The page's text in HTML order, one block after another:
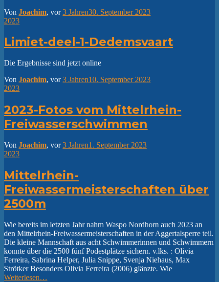
Von Joachim, vor3 Jahren30. September 2023
2023
Limiet-deel-1-Dedemsvaart
Die Ergebnisse sind jetzt online
Von Joachim, vor3 Jahren10. September 2023
2023
2023-Fotos vom Mittelrhein-
Freiwasserschwimmen
Von Joachim, vor3 Jahren1. September 2023
2023
Mittelrhein-
Freiwassermeisterschaften über
2500m
Wie bereits im letzten Jahr nahm Waspo Nordhorn auch 2023 an
den Mittelrhein-Freiwassermeisterschaften in der Aggertalsperre teil.
Die kleine Mannschaft aus acht Schwimmerinnen und Schwimmern
konnte über die 2500 fünf Podestplätze sichern. v.lks. : Olivia
Ferreira, Sabrina Helper, Julia Snippe, Svenja Niehaus, Max
Strötker Besonders Olivia Ferreira (2006) glänzte. Wie
Weiterlesen…